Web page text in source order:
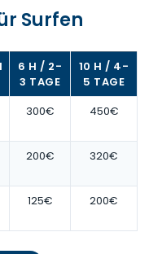
Surfen
6 H / 2-
3 TAGE
10 H / 4-
5 TAGE
300€ 450€
200€ 320€
125€ 200€